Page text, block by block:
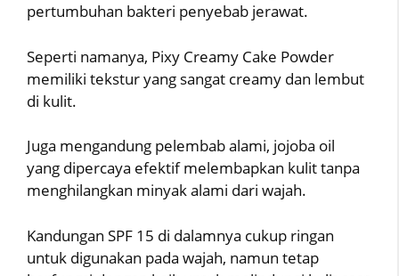
pertumbuhan bakteri penyebab jerawat.
Seperti namanya, Pixy Creamy Cake Powder
memiliki tekstur yang sangat creamy dan lembut
di kulit.
Juga mengandung pelembab alami, jojoba oil
yang dipercaya efektif melembapkan kulit tanpa
menghilangkan minyak alami dari wajah.
Kandungan SPF 15 di dalamnya cukup ringan
untuk digunakan pada wajah, namun tetap